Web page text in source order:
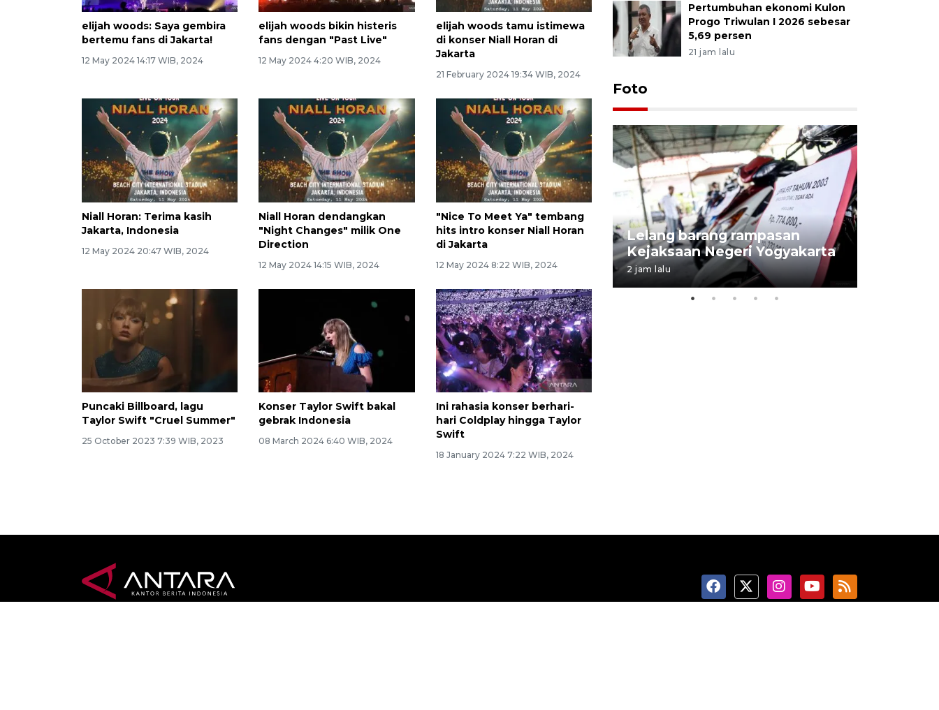
elijah woods: Saya gembira
bertemu fans di Jakarta!
12 May 2024 14:17 WIB, 2024
elijah woods bikin histeris
fans dengan "Past Live"
12 May 2024 4:20 WIB, 2024
elijah woods tamu istimewa
di konser Niall Horan di
Jakarta
21 February 2024 19:34 WIB, 2024
Niall Horan: Terima kasih
Jakarta, Indonesia
12 May 2024 20:47 WIB, 2024
Niall Horan dendangkan
"Night Changes" milik One
Direction
12 May 2024 14:15 WIB, 2024
"Nice To Meet Ya" tembang
hits intro konser Niall Horan
di Jakarta
12 May 2024 8:22 WIB, 2024
Puncaki Billboard, lagu
Taylor Swift "Cruel Summer"
25 October 2023 7:39 WIB, 2023
Konser Taylor Swift bakal
gebrak Indonesia
08 March 2024 6:40 WIB, 2024
Ini rahasia konser berhari-
hari Coldplay hingga Taylor
Swift
18 January 2024 7:22 WIB, 2024
Pertumbuhan ekonomi Kulon
Progo Triwulan I 2026 sebesar
5,69 persen
21 jam lalu
Foto
Yogyakarta Gamelan Festival
03 August 2026 12:31 WIB
Lelang barang rampasan
Kejaksaan Negeri Yogyakarta
2 jam lalu